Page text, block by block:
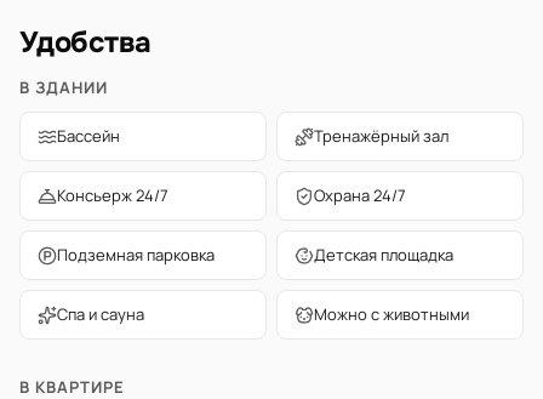
Удобства
В ЗДАНИИ
Бассейн Тренажёрный зал
Консьерж 24/7 Охрана 24/7
Подземная парковка Детская площадка
Спа и сауна Можно с животными
В КВАРТИРЕ